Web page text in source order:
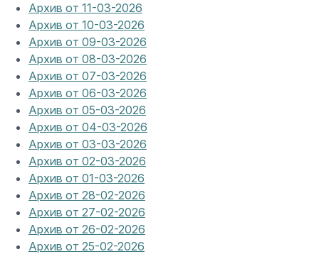
Архив от 11-03-2026
Архив от 10-03-2026
Архив от 09-03-2026
Архив от 08-03-2026
Архив от 07-03-2026
Архив от 06-03-2026
Архив от 05-03-2026
Архив от 04-03-2026
Архив от 03-03-2026
Архив от 02-03-2026
Архив от 01-03-2026
Архив от 28-02-2026
Архив от 27-02-2026
Архив от 26-02-2026
Архив от 25-02-2026